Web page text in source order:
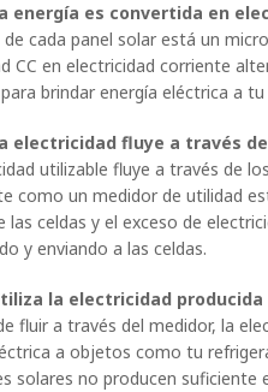
energía es convertida en
de cada panel solar está un
CC en electricidad corriente
brindar energía eléctrica a tu
electricidad fluye a través
utilizable fluye a través de
como un medidor de utilidad
las celdas y el exceso de
y enviando a las celdas.
la electricidad
fluir a través del medidor, la
a objetos como tu
solares no producen suficiente